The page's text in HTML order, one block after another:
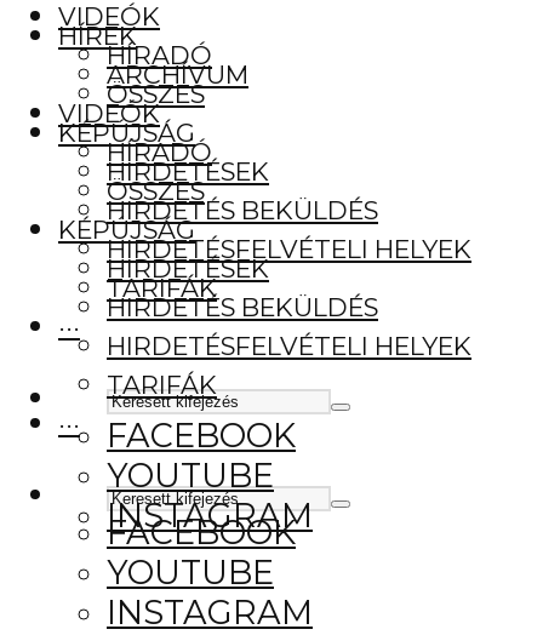
VIDEÓK
HÍRADÓ
ÖSSZES
KÉPÚJSÁG
HIRDETÉSEK
HIRDETÉS BEKÜLDÉS
HIRDETÉSFELVÉTELI HELYEK
TARIFÁK
···
FACEBOOK
YOUTUBE
INSTAGRAM
HÍREK
ARCHÍVUM
VIDEÓK
HÍRADÓ
ÖSSZES
KÉPÚJSÁG
HIRDETÉSEK
HIRDETÉS BEKÜLDÉS
HIRDETÉSFELVÉTELI HELYEK
TARIFÁK
···
FACEBOOK
YOUTUBE
INSTAGRAM